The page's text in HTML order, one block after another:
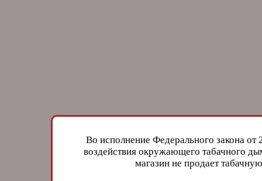
Во исполнение Федерального закона
воздействия окружающего табачного
магазин не продает